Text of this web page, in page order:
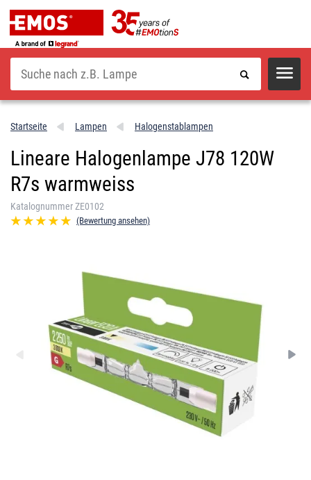
Suche
Startseite Lampen Halogenstablampen
Lineare Halogenlampe J78 120W
R7s warmweiss
Katalognummer ZE0102
(Bewertung ansehen)